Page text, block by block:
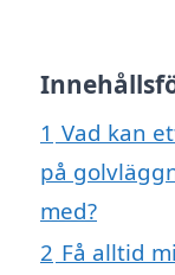
1 Vad kan
på
med?
2 Få alltid